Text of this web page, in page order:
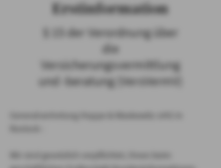
Erstinformation
§ 15 der Verordnung über
die
Versicherungsvermittlung
und -beratung (VersVermV)